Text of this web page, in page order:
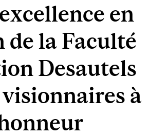
en
de la Faculté
Desautels
à